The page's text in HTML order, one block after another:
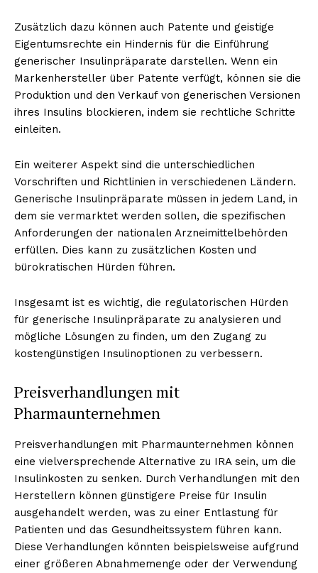
Zusätzlich dazu können auch Patente und geistige
Eigentumsrechte ein Hindernis für die Einführung
generischer Insulinpräparate darstellen. Wenn ein
Markenhersteller über Patente verfügt, können sie die
Produktion und den Verkauf von generischen Versionen
ihres Insulins blockieren, indem sie rechtliche Schritte
einleiten.
Ein weiterer Aspekt sind die unterschiedlichen
Vorschriften und Richtlinien in verschiedenen Ländern.
Generische Insulinpräparate müssen in jedem Land, in
dem sie vermarktet werden sollen, die spezifischen
Anforderungen der nationalen Arzneimittelbehörden
erfüllen. Dies kann zu zusätzlichen Kosten und
bürokratischen Hürden führen.
Insgesamt ist es wichtig, die regulatorischen Hürden
für generische Insulinpräparate zu analysieren und
mögliche Lösungen zu finden, um den Zugang zu
kostengünstigen Insulinoptionen zu verbessern.
Preisverhandlungen mit
Pharmaunternehmen
Preisverhandlungen mit Pharmaunternehmen können
eine vielversprechende Alternative zu IRA sein, um die
Insulinkosten zu senken. Durch Verhandlungen mit den
Herstellern können günstigere Preise für Insulin
ausgehandelt werden, was zu einer Entlastung für
Patienten und das Gesundheitssystem führen kann.
Diese Verhandlungen könnten beispielsweise aufgrund
einer größeren Abnahmemenge oder der Verwendung